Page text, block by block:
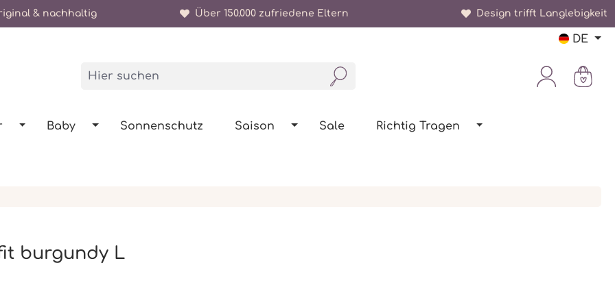
& nachhaltig Über 150.000 zufriedene Eltern Design trifft Langlebigkeit
DE
Baby Sonnenschutz Saison Sale Richtig Tragen
burgundy L